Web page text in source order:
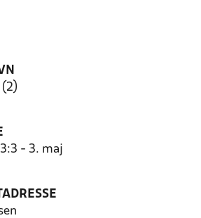
(2)
- 3. maj